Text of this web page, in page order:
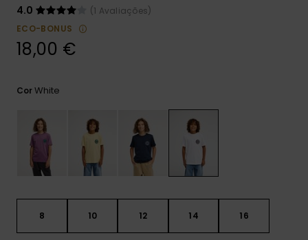
respostas
para as
Consultar
as FAQ
4.0
(1 Avaliações)
ECO-BONUS
18,00 €
CorWhite
8 10 12 14 16